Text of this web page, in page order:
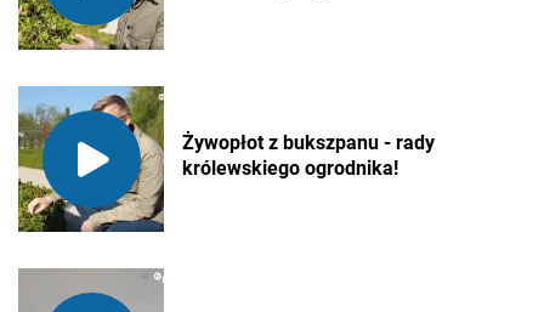
Żywopłot z bukszpanu - rady
królewskiego ogrodnika!